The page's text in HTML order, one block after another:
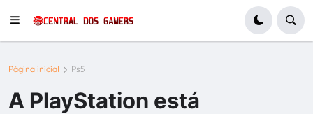
Página inicial Ps5
A PlayStation está